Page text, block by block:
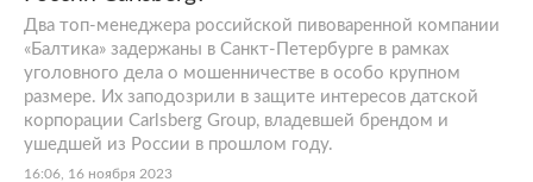
Два топ-менеджера российской пивоваренной компании
«Балтика» задержаны в Санкт-Петербурге в рамках
уголовного дела о мошенничестве в особо крупном
размере. Их заподозрили в защите интересов датской
корпорации Carlsberg Group, владевшей брендом и
ушедшей из России в прошлом году.
16:06, 16 ноября 2023